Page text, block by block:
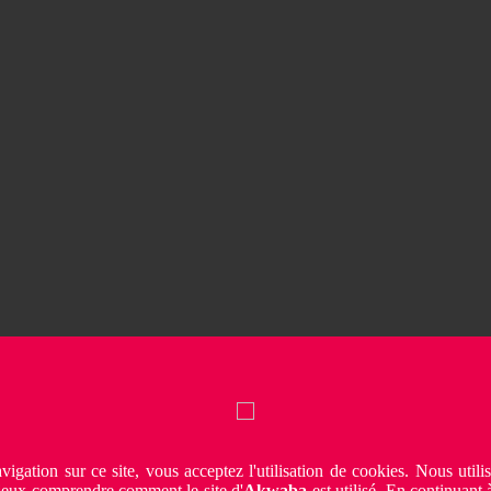
sur ce site, vous acceptez l'utilisation de cookies. Nous